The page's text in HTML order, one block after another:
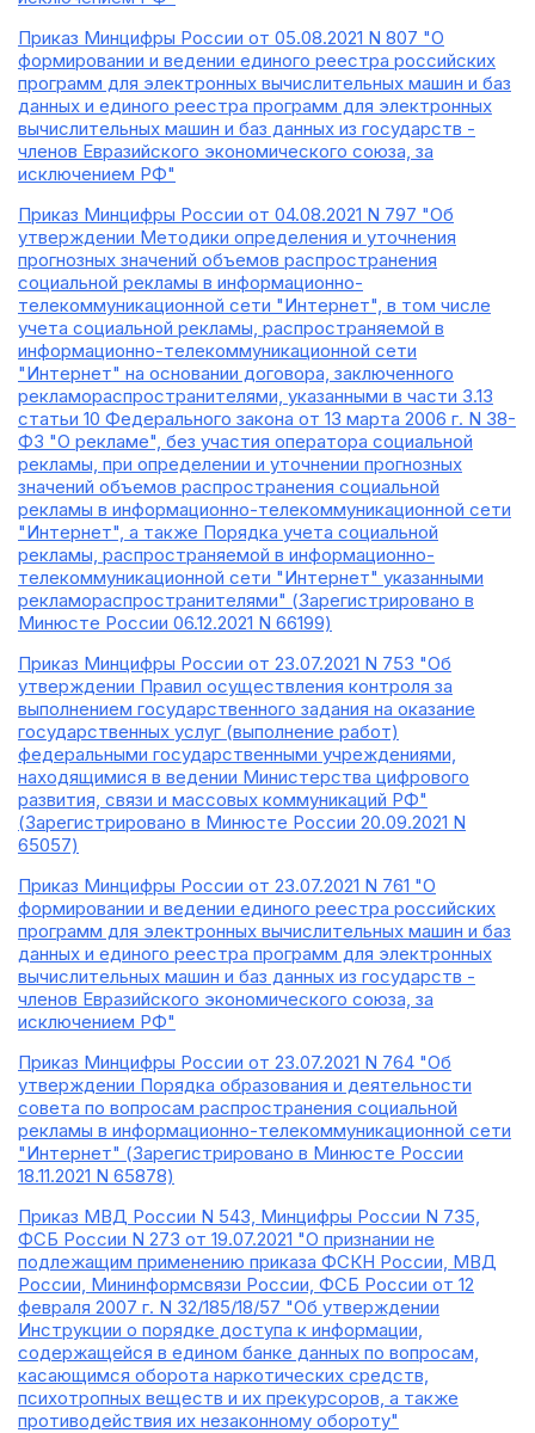
Приказ Минцифры России от 05.08.2021 N 807 "О
формировании и ведении единого реестра российских
программ для электронных вычислительных машин и баз
данных и единого реестра программ для электронных
вычислительных машин и баз данных из государств -
членов Евразийского экономического союза, за
исключением РФ"
Приказ Минцифры России от 04.08.2021 N 797 "Об
утверждении Методики определения и уточнения
прогнозных значений объемов распространения
социальной рекламы в информационно-
телекоммуникационной сети "Интернет", в том числе
учета социальной рекламы, распространяемой в
информационно-телекоммуникационной сети
"Интернет" на основании договора, заключенного
рекламораспространителями, указанными в части 3.13
статьи 10 Федерального закона от 13 марта 2006 г. N 38-
ФЗ "О рекламе", без участия оператора социальной
рекламы, при определении и уточнении прогнозных
значений объемов распространения социальной
рекламы в информационно-телекоммуникационной сети
"Интернет", а также Порядка учета социальной
рекламы, распространяемой в информационно-
телекоммуникационной сети "Интернет" указанными
рекламораспространителями" (Зарегистрировано в
Минюсте России 06.12.2021 N 66199)
Приказ Минцифры России от 23.07.2021 N 753 "Об
утверждении Правил осуществления контроля за
выполнением государственного задания на оказание
государственных услуг (выполнение работ)
федеральными государственными учреждениями,
находящимися в ведении Министерства цифрового
развития, связи и массовых коммуникаций РФ"
(Зарегистрировано в Минюсте России 20.09.2021 N
65057)
Приказ Минцифры России от 23.07.2021 N 761 "О
формировании и ведении единого реестра российских
программ для электронных вычислительных машин и баз
данных и единого реестра программ для электронных
вычислительных машин и баз данных из государств -
членов Евразийского экономического союза, за
исключением РФ"
Приказ Минцифры России от 23.07.2021 N 764 "Об
утверждении Порядка образования и деятельности
совета по вопросам распространения социальной
рекламы в информационно-телекоммуникационной сети
"Интернет" (Зарегистрировано в Минюсте России
18.11.2021 N 65878)
Приказ МВД России N 543, Минцифры России N 735,
ФСБ России N 273 от 19.07.2021 "О признании не
подлежащим применению приказа ФСКН России, МВД
России, Мининформсвязи России, ФСБ России от 12
февраля 2007 г. N 32/185/18/57 "Об утверждении
Инструкции о порядке доступа к информации,
содержащейся в едином банке данных по вопросам,
касающимся оборота наркотических средств,
психотропных веществ и их прекурсоров, а также
противодействия их незаконному обороту"